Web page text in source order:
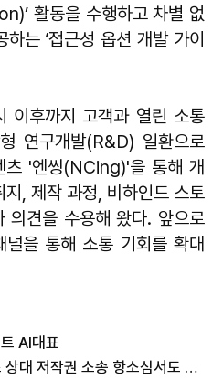
활동을 수행하고 차별 없
는 ‘접근성 옵션 개발 가이
이후까지 고객과 열린 소통
연구개발(R&D) 일환으로
츠 '엔씽(NCing)'을 통해 개
, 제작 과정, 비하인드 스토
의견을 수용해 왔다. 앞으로
을 통해 소통 기회를 확대
AI대표
엔씨소프트, 카카오게임즈 상대 저작권 소송 항소심서도 패소